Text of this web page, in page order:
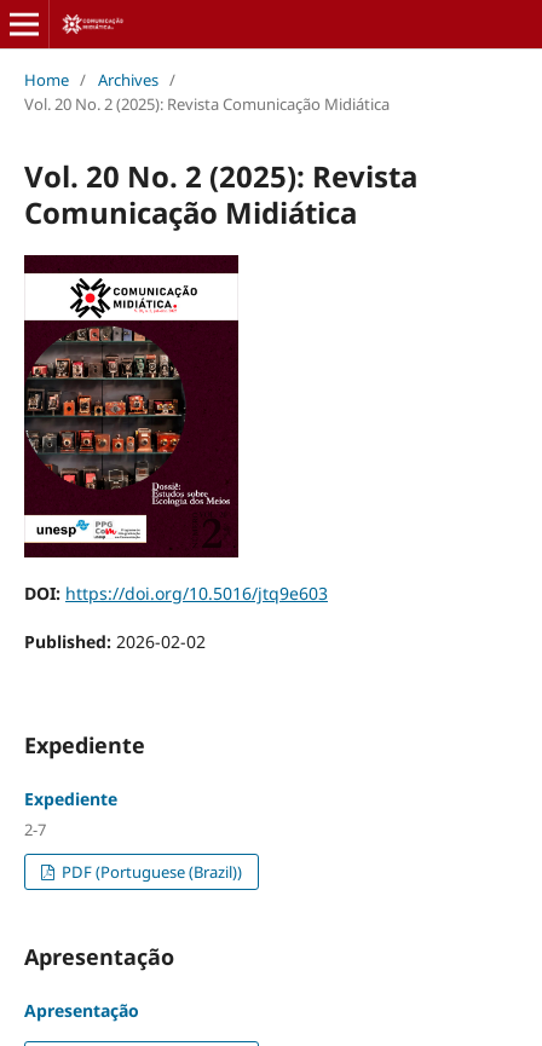
Home / Archives /
Vol. 20 No. 2 (2025): Revista Comunicação Midiática
Vol. 20 No. 2 (2025): Revista
Comunicação Midiática
DOI: https://doi.org/10.5016/jtq9e603
Published: 2026-02-02
Expediente
Expediente
2-7
PDF (Portuguese (Brazil))
Apresentação
Apresentação